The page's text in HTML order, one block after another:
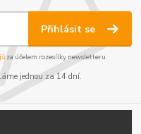
Přihlásit se
za účelem rozesílky newsletteru.
jednou za 14 dní.